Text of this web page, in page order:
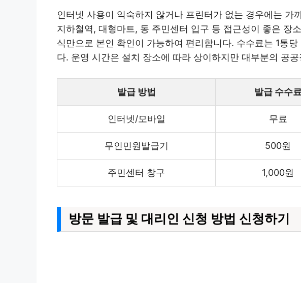
인터넷 사용이 익숙하지 않거나 프린터가 없는 경우에는
지하철역, 대형마트, 동 주민센터 입구 등 접근성이 좋은 장
식만으로 본인 확인이 가능하여 편리합니다. 수수료는 1통
다. 운영 시간은 설치 장소에 따라 상이하지만 대부분의 공
발급 방법 발급 수수료
인터넷/모바일 무료
무인민원발급기 500원
주민센터 창구 1,000원
방문 발급 및 대리인 신청 방법 신청하기